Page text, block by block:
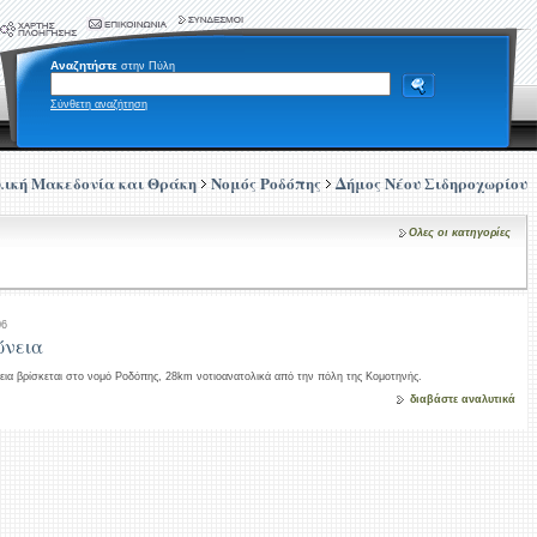
Αναζητήστε στην Πύλη
Σύνθετη αναζήτηση
Μακεδονία και Θράκη Νομός Ροδόπης Δήμος Νέου Σιδηροχωρίου
Ολες οι κατηγορίες
βρίσκεται στο νομό Ροδόπης, 28km νοτιοανατολικά από την πόλη της Κομοτηνής.
διαβάστε αναλυτικά